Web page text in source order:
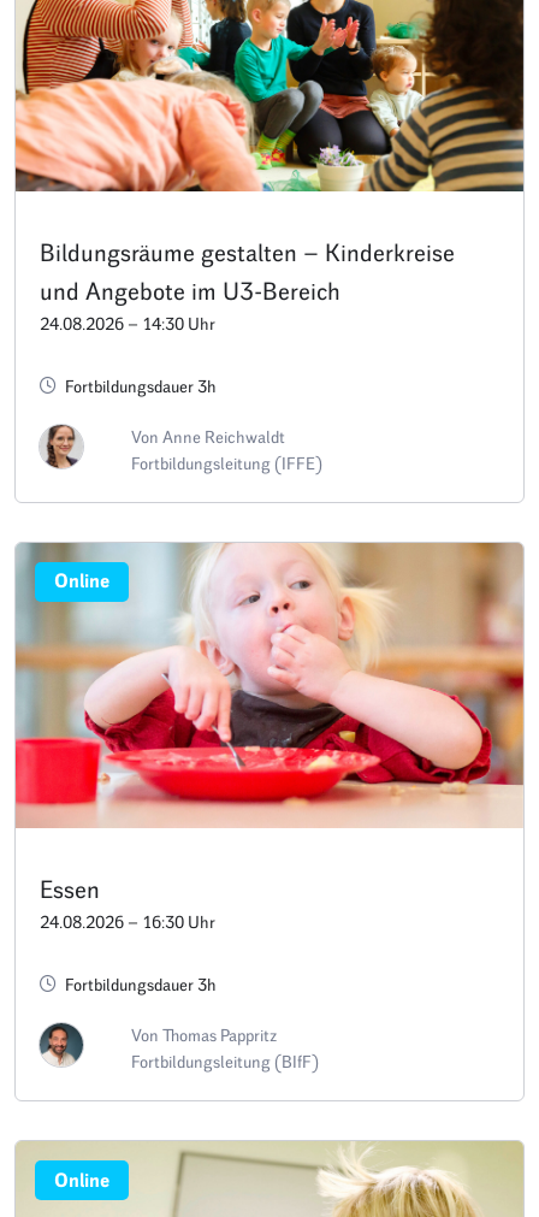
Bildungsräume gestalten – Kinderkreise
und Angebote im U3-Bereich
24.08.2026 – 14:30 Uhr
Fortbildungsdauer 3h
Von Anne Reichwaldt
Fortbildungsleitung (IFFE)
Online
Essen
24.08.2026 – 16:30 Uhr
Fortbildungsdauer 3h
Von Thomas Pappritz
Fortbildungsleitung (BIfF)
Online